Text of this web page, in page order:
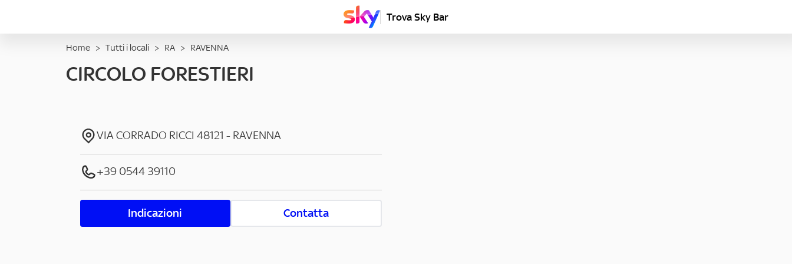
Trova Sky Bar
Home > Tutti i locali > RA > RAVENNA
CIRCOLO FORESTIERI
VIA CORRADO RICCI 48121 - RAVENNA
+39 0544 39110
Indicazioni Contatta